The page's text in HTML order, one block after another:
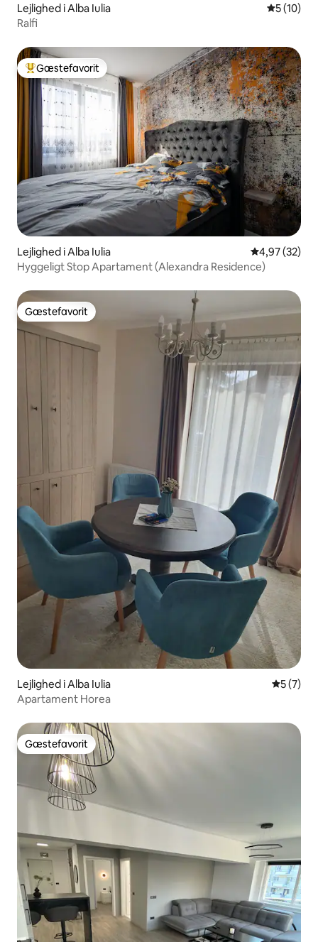
Lejlighed i Alba Iulia 5 ud af 5 i
5 (10)
Ralfi
Bedste gæstefavorit
Gæstefavorit
Lejlighed i Alba Iulia 4,97 ud af 5 i
4,97 (32)
Hyggeligt Stop Apartament (Alexandra Residence)
Gæstefavorit
Gæstefavorit
Lejlighed i Alba Iulia 5 ud af 5
5 (7)
Apartament Horea
Gæstefavorit
Gæstefavorit